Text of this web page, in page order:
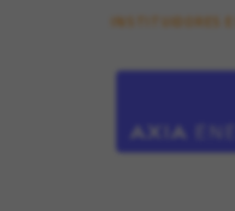
INSTITUIDORES E